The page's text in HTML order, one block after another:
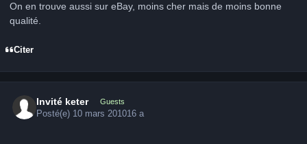
On en trouve aussi sur eBay, moins cher mais de moins bonne
qualité.
Citer
Invité keter Guests
Posté(e) 10 mars 201016 a